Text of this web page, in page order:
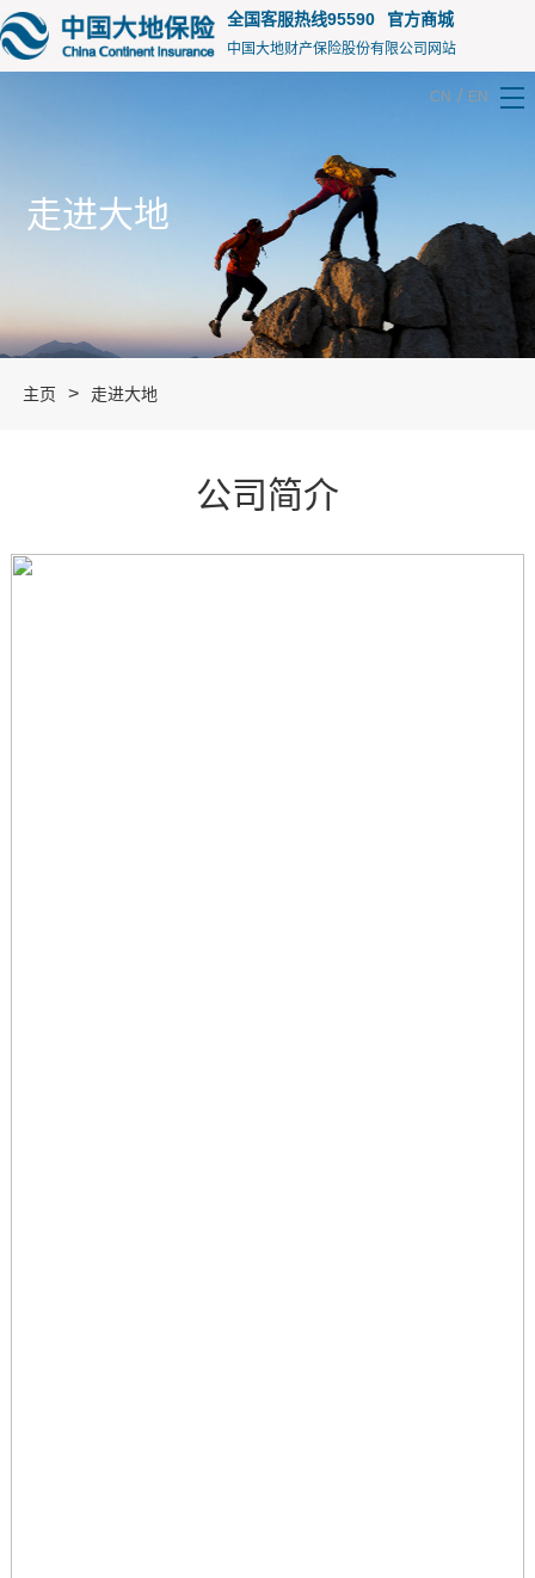
全国客服热线95590 官方商城
中国大地财产保险股份有限公司网站
CN / EN
走进大地
主页 > 走进大地
公司简介